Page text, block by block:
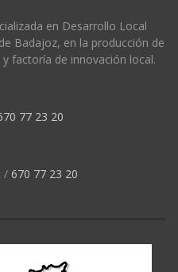
en Desarrollo Local
Badajoz, en la producción de
factoría de innovación local.
77 23 20
/ 670 77 23 20